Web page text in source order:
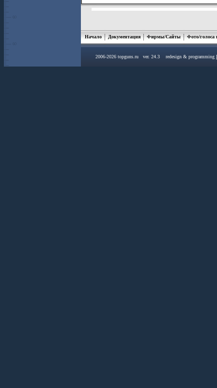
Начало Документация Фирмы/Сайты Фото/голоса
2006-2026 topguns.ru ver. 24.3 redesign & programming